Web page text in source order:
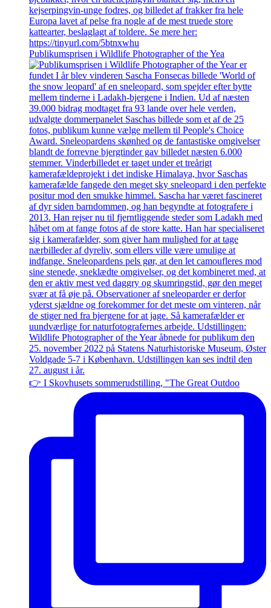
Publikumsprisen i Wildlife Photographer of the Yea
👉 I Skovhusets sommerudstilling, "The Great Outdoo